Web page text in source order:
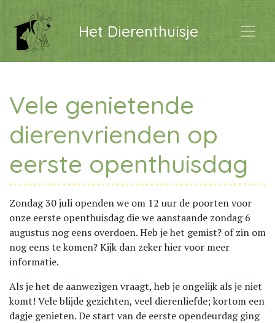
Het Dierenthuisje
Vele genietende
dierenvrienden op
eerste openthuisdag
Zondag 30 juli openden we om 12 uur de poorten voor
onze eerste openthuisdag die we aanstaande zondag 6
augustus nog eens overdoen. Heb je het gemist? of zin om
nog eens te komen? Kijk dan zeker hier voor meer
informatie.
Als je het de aanwezigen vraagt, heb je ongelijk als je niet
komt! Vele blijde gezichten, veel dierenliefde; kortom een
dagje genieten. De start van de eerste opendeurdag ging